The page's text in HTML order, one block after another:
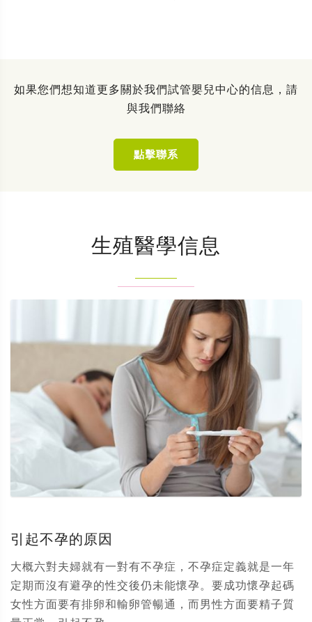
如果您們想知道更多關於我們試管嬰兒中心的信息，請
與我們聯絡
點擊聯系
生殖醫學信息
引起不孕的原因
大概六對夫婦就有一對有不孕症，不孕症定義就是一年
定期而沒有避孕的性交後仍未能懷孕。要成功懷孕起碼
女性方面要有排卵和輸卵管暢通，而男性方面要精子質